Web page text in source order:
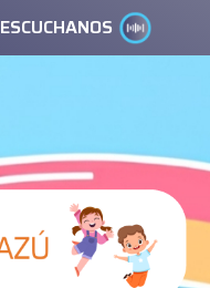
ESCUCHANOS